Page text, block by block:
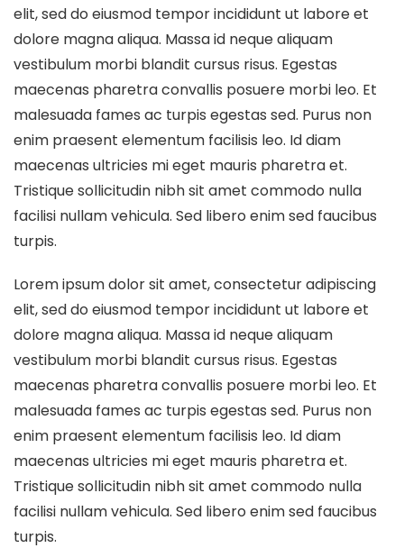
elit, sed do eiusmod tempor incididunt ut labore et
dolore magna aliqua. Massa id neque aliquam
vestibulum morbi blandit cursus risus. Egestas
maecenas pharetra convallis posuere morbi leo. Et
malesuada fames ac turpis egestas sed. Purus non
enim praesent elementum facilisis leo. Id diam
maecenas ultricies mi eget mauris pharetra et.
Tristique sollicitudin nibh sit amet commodo nulla
facilisi nullam vehicula. Sed libero enim sed faucibus
turpis.
Lorem ipsum dolor sit amet, consectetur adipiscing
elit, sed do eiusmod tempor incididunt ut labore et
dolore magna aliqua. Massa id neque aliquam
vestibulum morbi blandit cursus risus. Egestas
maecenas pharetra convallis posuere morbi leo. Et
malesuada fames ac turpis egestas sed. Purus non
enim praesent elementum facilisis leo. Id diam
maecenas ultricies mi eget mauris pharetra et.
Tristique sollicitudin nibh sit amet commodo nulla
facilisi nullam vehicula. Sed libero enim sed faucibus
turpis.